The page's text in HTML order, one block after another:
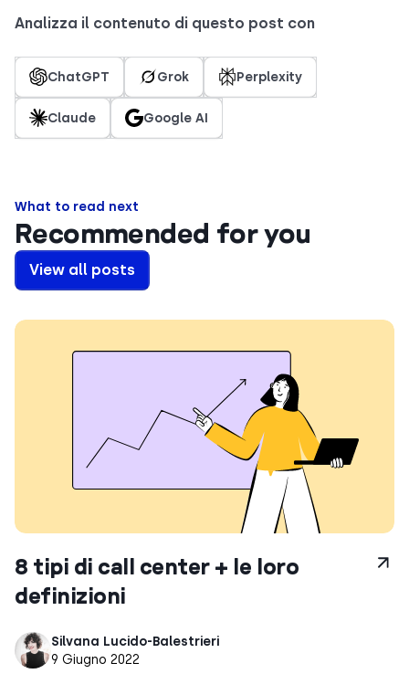
Analizza il contenuto di questo post con
ChatGPT Grok Perplexity
Claude Google AI
What to read next
Recommended for you
View all posts
8 tipi di call center + le loro
definizioni
Silvana Lucido-Balestrieri
9 Giugno 2022